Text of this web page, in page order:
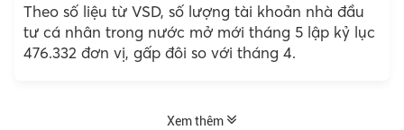
Theo số liệu từ VSD, số lượng tài khoản nhà đầu
tư cá nhân trong nước mở mới tháng 5 lập kỷ lục
476.332 đơn vị, gấp đôi so với tháng 4.
Xem thêm